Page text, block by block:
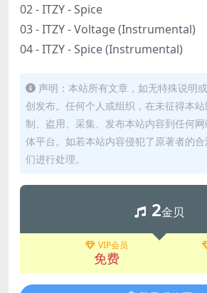
02 - ITZY - Spice
03 - ITZY - Voltage (Instrumental)
04 - ITZY - Spice (Instrumental)
声明：本站所有文章，如无特殊说明
创发布。任何个人或组织，在未征得本
制、盗用、采集、发布本站内容到任何
体平台。如若本站内容侵犯了原著者的
们进行处理。
2金贝
VIP会员
免费